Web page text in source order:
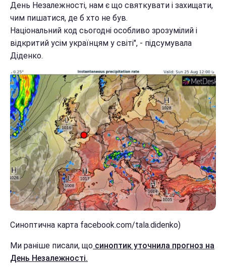
День Незалежності, нам є що святкувати і захищати,
чим пишатися, де б хто не був.
Національний код сьогодні особливо зрозумілий і
відкритий усім українцям у світі", - підсумувала
Діденко.
Синоптична карта facebook.com/tala.didenko)
Ми раніше писали, що синоптик уточнила прогноз на
День Незалежності.